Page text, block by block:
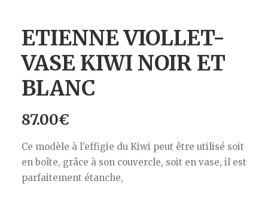
ETIENNE VIOLLET-
VASE KIWI NOIR ET
BLANC
87.00€
Ce modèle à l’effigie du Kiwi peut être utilisé soit
en boîte, grâce à son couvercle, soit en vase, il est
parfaitement étanche,